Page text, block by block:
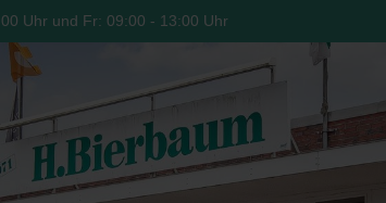
Uhr und Fr: 09:00 - 13:00 Uhr